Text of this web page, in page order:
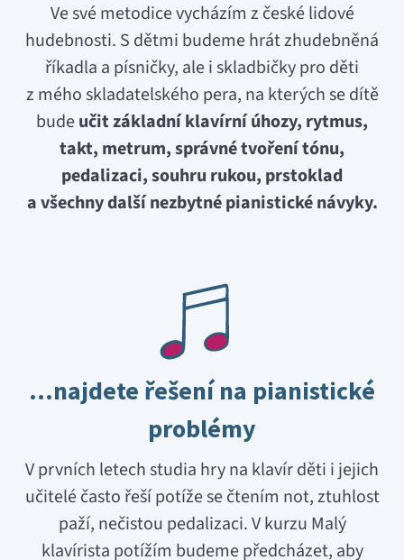
Ve své metodice vycházím z české lidové
hudebnosti. S dětmi budeme hrát zhudebněná
říkadla a písničky, ale i skladbičky pro děti
z mého skladatelského pera, na kterých se dítě
budeučit základní klavírní úhozy, rytmus,
takt, metrum, správné tvoření tónu,
pedalizaci, souhru rukou, prstoklad
a všechny další nezbytné pianistické návyky.
…najdete řešení na pianistické
problémy
V prvních letech studia hry na klavír děti i jejich
učitelé často řeší potíže se čtením not, ztuhlost
paží, nečistou pedalizaci. V kurzu Malý
klavírista potížím budeme předcházet, aby